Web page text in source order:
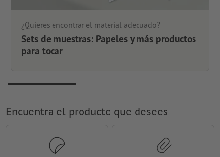
¿Quieres encontrar el material adecuado?
Sets de muestras: Papeles y más productos
para tocar
Encuentra el producto que desees